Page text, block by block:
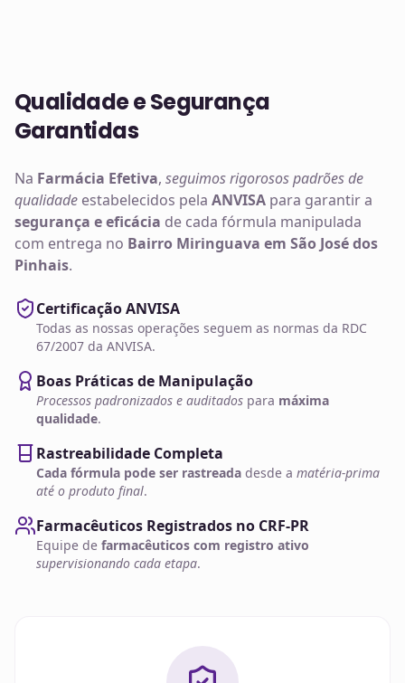
Qualidade e Segurança
Garantidas
Na Farmácia Efetiva, seguimos rigorosos padrões de
qualidade estabelecidos pela ANVISA para garantir a
segurança e eficácia de cada fórmula manipulada
com entrega no Bairro Miringuava em São José dos
Pinhais.
Certificação ANVISA
Todas as nossas operações seguem as normas da RDC
67/2007 da ANVISA.
Boas Práticas de Manipulação
Processos padronizados e auditados para máxima
qualidade.
Rastreabilidade Completa
Cada fórmula pode ser rastreada desde a matéria-prima
até o produto final.
Farmacêuticos Registrados no CRF-PR
Equipe de farmacêuticos com registro ativo
supervisionando cada etapa.